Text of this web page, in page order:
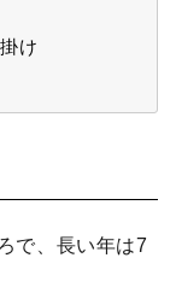
け
で、長い年は7